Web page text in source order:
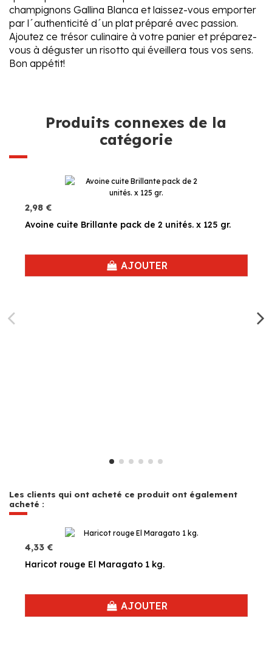
champignons Gallina Blanca et laissez-vous emporter
par l´authenticité d´un plat préparé avec passion.
Ajoutez ce trésor culinaire à votre panier et préparez-
vous à déguster un risotto qui éveillera tous vos sens.
Bon appétit!
Produits connexes de la
catégorie
2,98 €
Avoine cuite Brillante pack de 2 unités. x 125 gr.
AJOUTER
Les clients qui ont acheté ce produit ont également
acheté :
4,33 €
Haricot rouge El Maragato 1 kg.
AJOUTER